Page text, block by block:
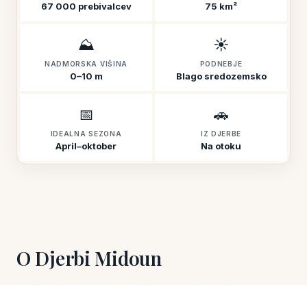
67 000 prebivalcev 75 km²
⛰️
NADMORSKA VIŠINA
0–10 m
☀️
PODNEBJE
Blago sredozemsko
📅
IDEALNA SEZONA
April–oktober
🚗
IZ DJERBE
Na otoku
O Djerbi Midoun